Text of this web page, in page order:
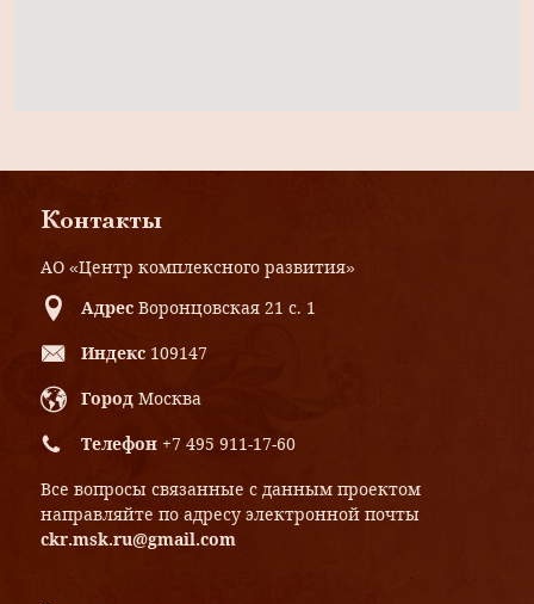
Контакты
АО «Центр комплексного развития»
Адрес Воронцовская 21 с. 1
Индекс 109147
Город Москва
Телефон +7 495 911-17-60
Все вопросы связанные с данным проектом
направляйте по адресу электронной почты
ckr.msk.ru@gmail.com